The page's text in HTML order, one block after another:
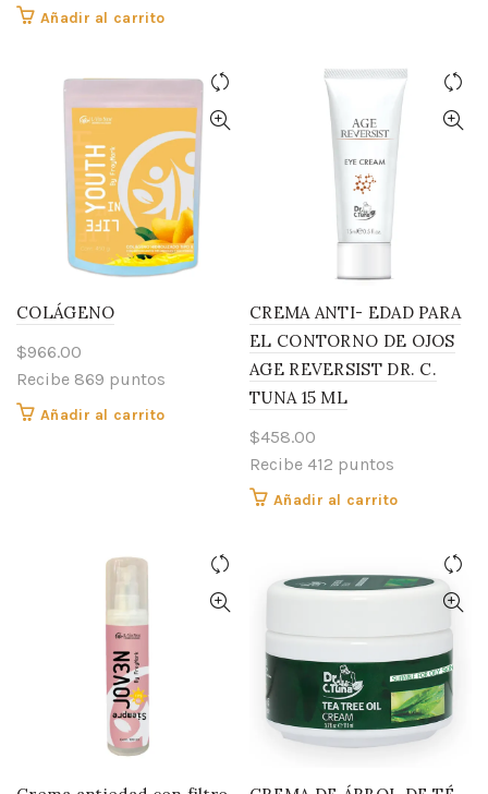
Añadir al carrito
COLÁGENO
$966.00
Recibe 869 puntos
Añadir al carrito
CREMA ANTI- EDAD PARA
EL CONTORNO DE OJOS
AGE REVERSIST DR. C.
TUNA 15 ML
$458.00
Recibe 412 puntos
Añadir al carrito